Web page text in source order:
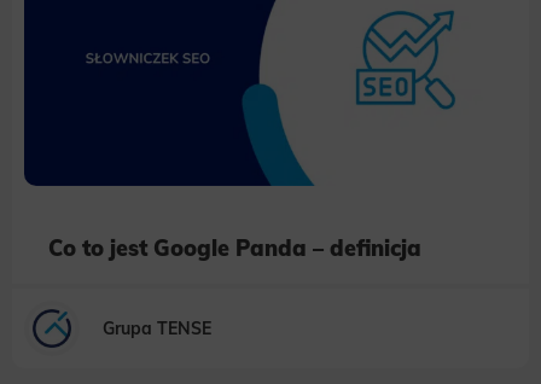
Co to jest Google Panda – definicja
Grupa TENSE